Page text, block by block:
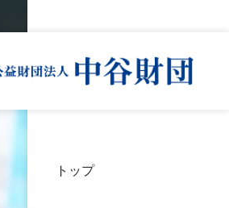
トップ